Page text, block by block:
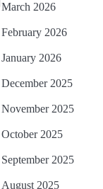
March 2026
February 2026
January 2026
December 2025
November 2025
October 2025
September 2025
August 2025